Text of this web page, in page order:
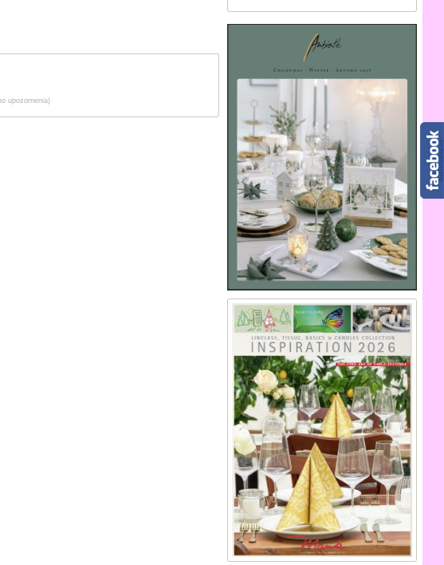
upozornenia)